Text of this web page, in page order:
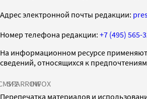
Адрес электронной почты редакции:
Номер телефона редакции: +7 (495) 565-
На информационном ресурсе
сведений, относящихся к
SPARROWINFOX
Перепечатка материалов и